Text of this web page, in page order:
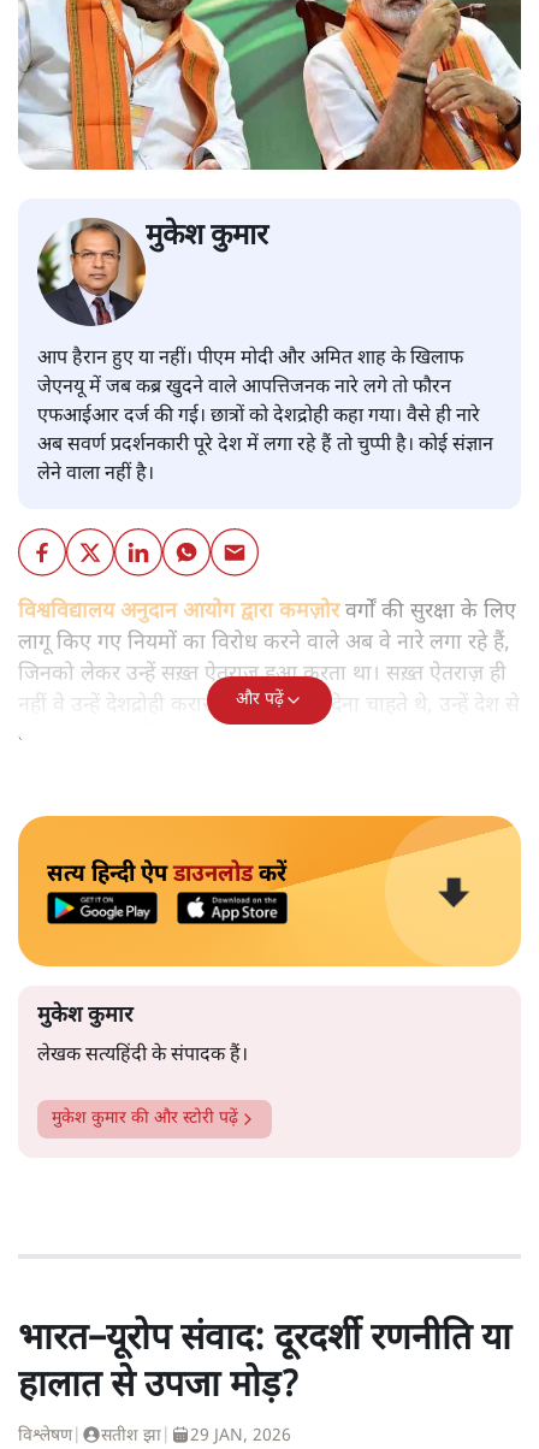
मुकेश कुमार
आप हैरान हुए या नहीं। पीएम मोदी और अमित शाह के खिलाफ
जेएनयू में जब कब्र खुदने वाले आपत्तिजनक नारे लगे तो फौरन
एफआईआर दर्ज की गई। छात्रों को देशद्रोही कहा गया। वैसे ही नारे
अब सवर्ण प्रदर्शनकारी पूरे देश में लगा रहे हैं तो चुप्पी है। कोई संज्ञान
लेने वाला नहीं है।
विश्वविद्यालय अनुदान आयोग द्वारा कमज़ोरवर्गों की सुरक्षा के लिए
लागू किए गए नियमों का विरोध करने वाले अब वे नारे लगा रहे हैं,
जिनको लेकर उन्हें सख़्त ऐतराज़ हुआ करता था। सख़्त ऐतराज़ ही
नहीं वे उन्हें देशद्रोही करार देकर जेल भेज देना चाहते थे, उन्हें देश से
बाहर चले जाने को कह रहे थे।
और पढ़ें
सत्य हिन्दी ऐपडाउनलोडकरें
मुकेश कुमार
लेखक सत्यहिंदी के संपादक हैं।
मुकेश कुमार की और स्टोरी पढ़ें
भारत–यूरोप संवाद: दूरदर्शी रणनीति या
हालात से उपजा मोड़?
विश्लेषण| सतीश झा 29 JAN, 2026